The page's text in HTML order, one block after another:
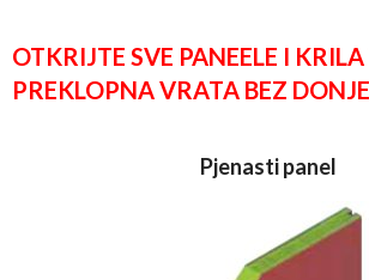
OTKRIJTE SVE PANEELE I
PREKLOPNA VRATA BEZ
Pjenasti panel